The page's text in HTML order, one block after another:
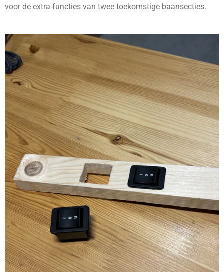
voor de extra functies van twee toekomstige baansecties.